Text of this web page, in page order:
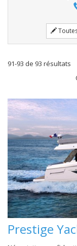
91-93 de 93 résultats
Prestige